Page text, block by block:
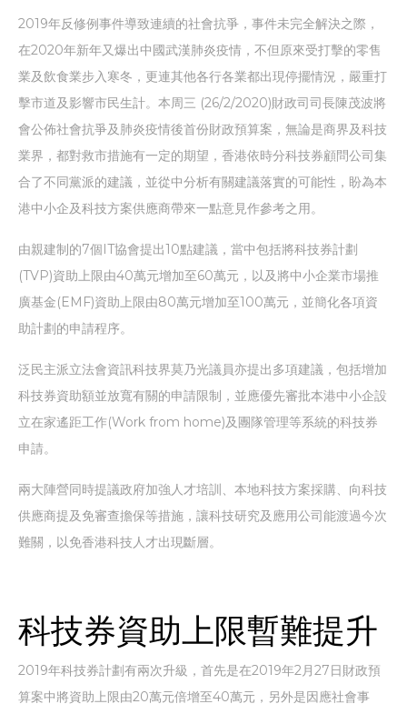
2019年反修例事件導致連續的社會抗爭，事件未完全解決之際，
在2020年新年又爆出中國武漢肺炎疫情，不但原來受打擊的零售
業及飲食業步入寒冬，更連其他各行各業都出現停擺情況，嚴重打
擊市道及影響市民生計。本周三 (26/2/2020)財政司司長陳茂波將
會公佈社會抗爭及肺炎疫情後首份財政預算案，無論是商界及科技
業界，都對救市措施有一定的期望，香港依時分科技券顧問公司集
合了不同黨派的建議，並從中分析有關建議落實的可能性，盼為本
港中小企及科技方案供應商帶來一點意見作參考之用。
由親建制的7個IT協會提出10點建議，當中包括將科技券計劃
(TVP)資助上限由40萬元增加至60萬元，以及將中小企業市場推
廣基金(EMF)資助上限由80萬元增加至100萬元，並簡化各項資
助計劃的申請程序。
泛民主派立法會資訊科技界莫乃光議員亦提出多項建議，包括增加
科技券資助額並放寬有關的申請限制，並應優先審批本港中小企設
立在家遙距工作(Work from home)及團隊管理等系統的科技券
申請。
兩大陣營同時提議政府加強人才培訓、本地科技方案採購、向科技
供應商提及免審查擔保等措施，讓科技研究及應用公司能渡過今次
難關，以免香港科技人才出現斷層。
科技券資助上限暫難提升
2019年科技券計劃有兩次升級，首先是在2019年2月27日財政預
算案中將資助上限由20萬元倍增至40萬元，另外是因應社會事